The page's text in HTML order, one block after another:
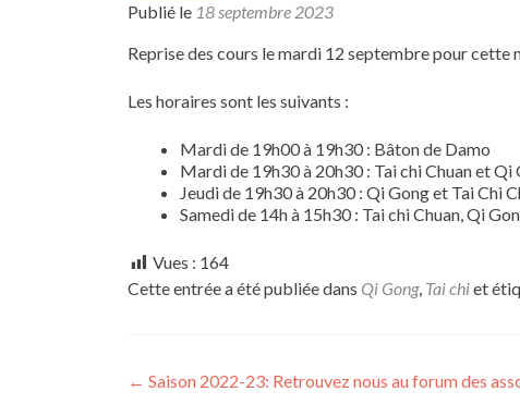
Publié le 18 septembre 2023
Reprise des cours le mardi 12 septembre pour cette
Les horaires sont les suivants :
Mardi de 19h00 à 19h30 : Bâton de Damo
Mardi de 19h30 à 20h30 : Tai chi Chuan et Qi
Jeudi de 19h30 à 20h30 : Qi Gong et Tai Chi
Samedi de 14h à 15h30 : Tai chi Chuan, Qi
Vues : 164
Cette entrée a été publiée dans Qi Gong, Tai chiet
Navigation
← Saison 2022-23: Retrouvez nous au forum des